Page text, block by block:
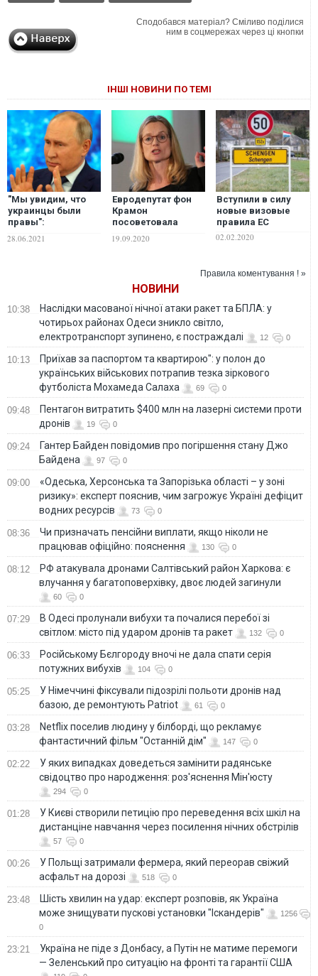
Сподобався матеріал? Сміливо поділися
ним в соцмережах через ці кнопки
ІНШІ НОВИНИ ПО ТЕМІ
"Мы увидим, что
украинцы были
правы":
политолог дал
28.06.2021
Евродепутат фон
Крамон
посоветовала
прислушиваться к
последствия для
хорошими"
19.09.2020
Вступили в силу
новые визовые
правила ЕС
02.02.2020
Правила коментування ! »
НОВИНИ
10:38
Наслідки масованої нічної атаки ракет та БПЛА: у
чотирьох районах Одеси зникло світло,
електротранспорт зупинено, є постраждалі
12 0
10:13
Приїхав за паспортом та квартирою": у полон до
українських військових потрапив тезка зіркового
футболіста Мохамеда Салаха
69 0
09:48
Пентагон витратить $400 млн на лазерні системи проти
дронів
19 0
09:24
Гантер Байден повідомив про погіршення стану Джо
Байдена
97 0
09:00
«Одеська, Херсонська та Запорізька області – у зоні
ризику»: експерт пояснив, чим загрожує Україні дефіцит
водних ресурсів
73 0
08:36
Чи призначать пенсійни виплати, якщо ніколи не
працював офіційно: пояснення
130 0
08:12
РФ атакувала дронами Салтівський район Харкова: є
влучання у багатоповерхівку, двоє людей загинули
60 0
07:29
В Одесі пролунали вибухи та почалися перебої зі
світлом: місто під ударом дронів та ракет
132 0
06:33
Російському Бєлгороду вночі не дала спати серія
потужних вибухів
104 0
05:25
У Німеччині фіксували підозрілі польоти дронів над
базою, де ремонтують Patriot
61 0
03:28
Netflix поселив людину у білборді, що рекламує
фантастичний фільм "Останній дім"
147 0
02:22
У яких випадках доведеться замінити радянське
свідоцтво про народження: роз'яснення Мін'юсту
294 0
01:28
У Києві створили петицію про переведення всіх шкіл на
дистанціне навчання через посилення нічних обстрілів
57 0
00:26
У Польщі затримали фермера, який переорав свіжий
асфальт на дорозі
518 0
23:48
Шість хвилин на удар: експерт розповів, як Україна
може знищувати пускові установки "Іскандерів"
1256
0
23:21
Україна не піде з Донбасу, а Путін не матиме перемоги
— Зеленський про ситуацію на фронті та гарантії США